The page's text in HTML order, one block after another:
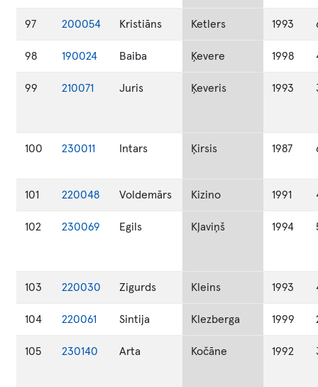
97 200054 Kristiāns Ketlers 1993
98 190024 Baiba Ķevere 1998
99 210071 Juris Ķeveris 1993
100 230011 Intars Ķirsis 1987
101 220048 Voldemārs Kizino 1991
102 230069 Egils Kļaviņš 1994
103 220030 Zigurds Kleins 1993
104 220061 Sintija Klezberga 1999
105 230140 Arta Kočāne 1992